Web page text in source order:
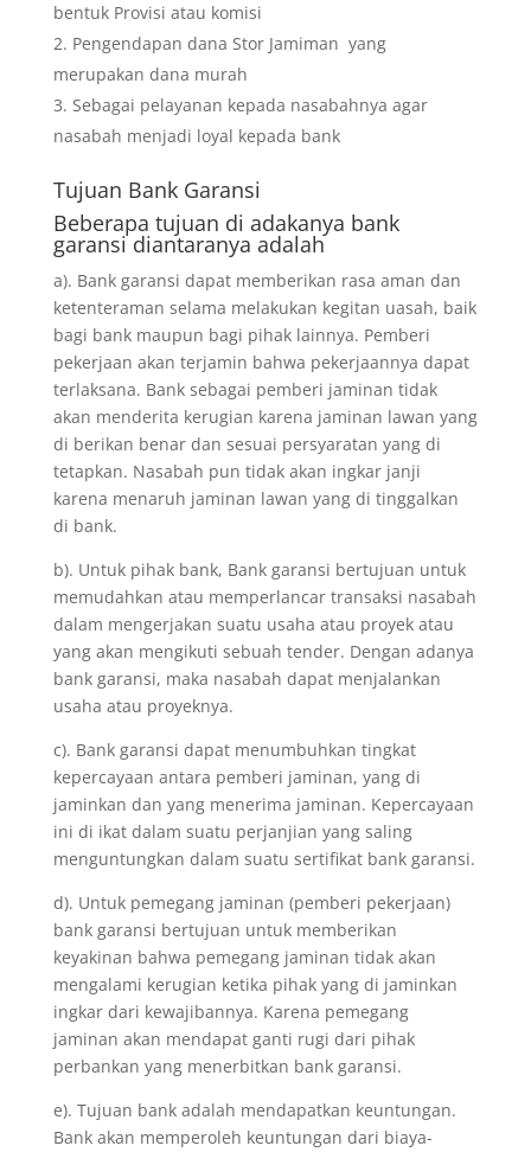
bentuk Provisi atau komisi
Pengendapan dana Stor Jamiman yang
merupakan dana murah
Sebagai pelayanan kepada nasabahnya agar
nasabah menjadi loyal kepada bank
Tujuan Bank Garansi
Beberapa tujuan di adakanya bank
garansi diantaranya adalah
a). Bank garansi dapat memberikan rasa aman dan
ketenteraman selama melakukan kegitan uasah, baik
bagi bank maupun bagi pihak lainnya. Pemberi
pekerjaan akan terjamin bahwa pekerjaannya dapat
terlaksana. Bank sebagai pemberi jaminan tidak
akan menderita kerugian karena jaminan lawan yang
di berikan benar dan sesuai persyaratan yang di
tetapkan. Nasabah pun tidak akan ingkar janji
karena menaruh jaminan lawan yang di tinggalkan
di bank.
b). Untuk pihak bank, Bank garansi bertujuan untuk
memudahkan atau memperlancar transaksi nasabah
dalam mengerjakan suatu usaha atau proyek atau
yang akan mengikuti sebuah tender. Dengan adanya
bank garansi, maka nasabah dapat menjalankan
usaha atau proyeknya.
c). Bank garansi dapat menumbuhkan tingkat
kepercayaan antara pemberi jaminan, yang di
jaminkan dan yang menerima jaminan. Kepercayaan
ini di ikat dalam suatu perjanjian yang saling
menguntungkan dalam suatu sertifikat bank garansi.
d). Untuk pemegang jaminan (pemberi pekerjaan)
bank garansi bertujuan untuk memberikan
keyakinan bahwa pemegang jaminan tidak akan
mengalami kerugian ketika pihak yang di jaminkan
ingkar dari kewajibannya. Karena pemegang
jaminan akan mendapat ganti rugi dari pihak
perbankan yang menerbitkan bank garansi.
e). Tujuan bank adalah mendapatkan keuntungan.
Bank akan memperoleh keuntungan dari biaya-